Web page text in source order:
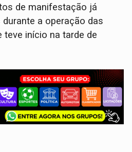
de manifestação já
a operação das
teve início na tarde de